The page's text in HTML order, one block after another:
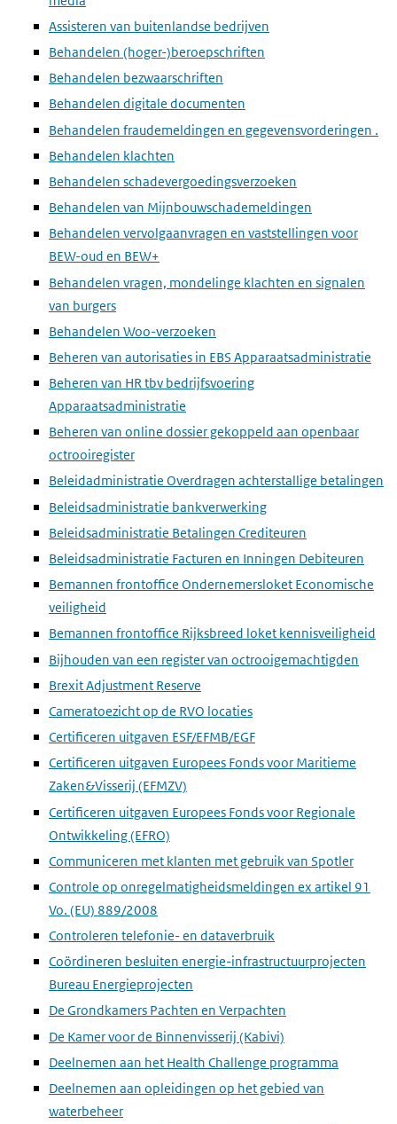
Assisteren van buitenlandse bedrijven
Behandelen (hoger-)beroepschriften
Behandelen bezwaarschriften
Behandelen digitale documenten
Behandelen fraudemeldingen en gegevensvorderingen .
Behandelen klachten
Behandelen schadevergoedingsverzoeken
Behandelen van Mijnbouwschademeldingen
Behandelen vervolgaanvragen en vaststellingen voor
BEW-oud en BEW+
Behandelen vragen, mondelinge klachten en signalen
van burgers
Behandelen Woo-verzoeken
Beheren van autorisaties in EBS Apparaatsadministratie
Beheren van HR tbv bedrijfsvoering
Apparaatsadministratie
Beheren van online dossier gekoppeld aan openbaar
octrooiregister
Beleidadministratie Overdragen achterstallige betalingen
Beleidsadministratie bankverwerking
Beleidsadministratie Betalingen Crediteuren
Beleidsadministratie Facturen en Inningen Debiteuren
Bemannen frontoffice Ondernemersloket Economische
veiligheid
Bemannen frontoffice Rijksbreed loket kennisveiligheid
Bijhouden van een register van octrooigemachtigden
Brexit Adjustment Reserve
Cameratoezicht op de RVO locaties
Certificeren uitgaven ESF/EFMB/EGF
Certificeren uitgaven Europees Fonds voor Maritieme
Zaken&Visserij (EFMZV)
Certificeren uitgaven Europees Fonds voor Regionale
Ontwikkeling (EFRO)
Communiceren met klanten met gebruik van Spotler
Controle op onregelmatigheidsmeldingen ex artikel 91
Vo. (EU) 889/2008
Controleren telefonie- en dataverbruik
Coördineren besluiten energie-infrastructuurprojecten
Bureau Energieprojecten
De Grondkamers Pachten en Verpachten
De Kamer voor de Binnenvisserij (Kabivi)
Deelnemen aan het Health Challenge programma
Deelnemen aan opleidingen op het gebied van
waterbeheer